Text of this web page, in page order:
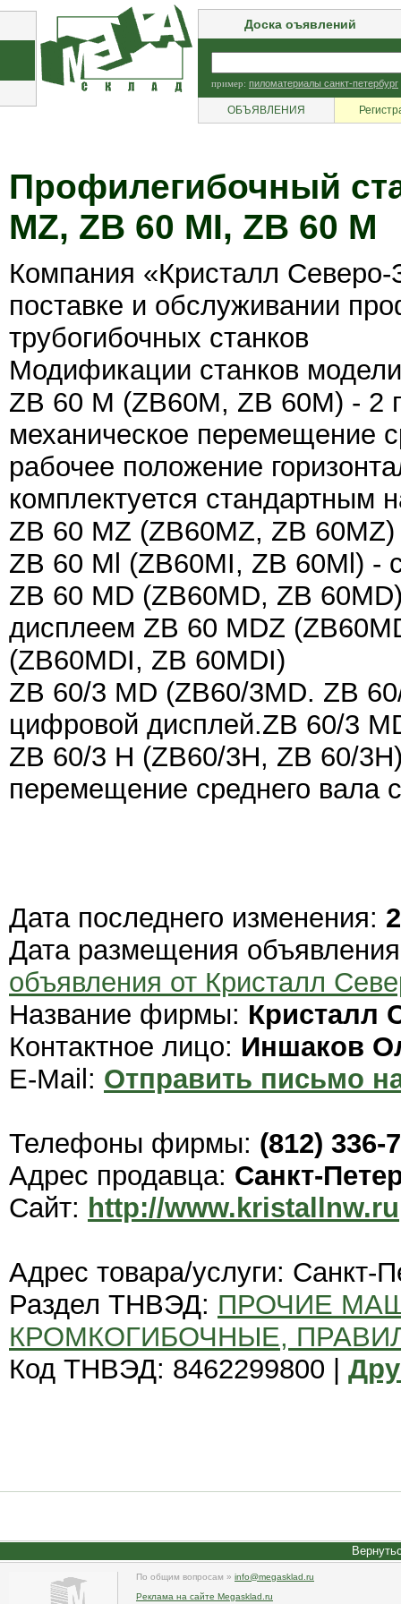
Доска оъявлений
пример: пиломатериалы санкт-петербург
ОБЪЯВЛЕНИЯ
Профилегибочный
MZ, ZB 60 MI, ZB 60 M
Компания «Кристалл
поставке и обслуживании
трубогибочных станков
Модификации станков
ZB 60 M (ZB60M, ZB 60M) - 2
механическое перемещение
рабочее положение
комплектуется стандартным
ZB 60 МZ (ZB60MZ, ZB 60МZ)
ZB 60 Ml (ZB60MI, ZB 60Ml) -
ZB 60 MD (ZB60MD, ZB
дисплеем ZB 60 MDZ
(ZB60MDI, ZB 60MDI)
ZB 60/3 MD (ZB60/3MD. ZB
цифровой дисплей.ZB 60/3
ZB 60/3 Н (ZB60/3H, ZB 60/
перемещение среднего
Дата последнего изменения:
Дата размещения
объявления от Кристалл
Название фирмы: Кристалл
Контактное лицо: Иншаков
E-Mail: Отправить письмо
Телефоны фирмы: (812) 336-
Адрес продавца: Санкт-
Сайт: http://www.kristallnw.ru
Адрес товара/услуги: Санкт-
Раздел ТНВЭД: ПРОЧИЕ
КРОМКОГИБОЧНЫЕ,
Код ТНВЭД: 8462299800 |
По общим вопросам » info@megasklad.ru
Реклама на сайте Megasklad.ru